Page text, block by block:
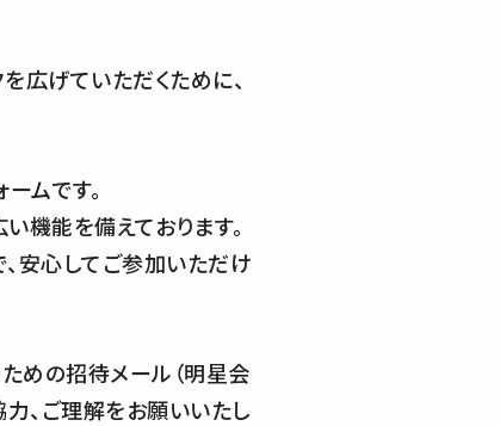
広げていただくために、
ムです。
機能を備えております。
安心してご参加いただけ
めの招待メール（明星会
、ご理解をお願いいたし